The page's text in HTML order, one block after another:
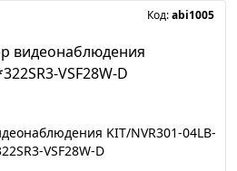
Код:abi1005
KIT/NVR301-04LB-
VSF28W-D